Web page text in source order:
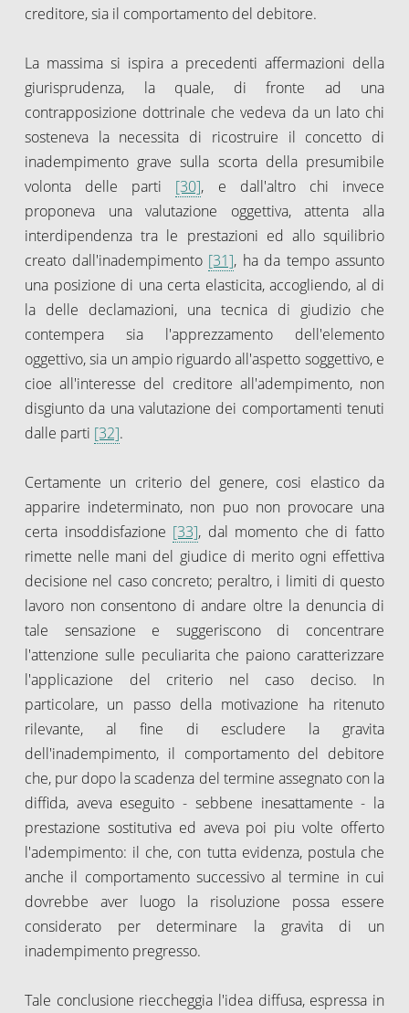
creditore, sia il comportamento del debitore.
La massima si ispira a precedenti affermazioni della
giurisprudenza, la quale, di fronte ad una
contrapposizione dottrinale che vedeva da un lato chi
sosteneva la necessita di ricostruire il concetto di
inadempimento grave sulla scorta della presumibile
volonta delle parti [30], e dall'altro chi invece
proponeva una valutazione oggettiva, attenta alla
interdipendenza tra le prestazioni ed allo squilibrio
creato dall'inadempimento [31], ha da tempo assunto
una posizione di una certa elasticita, accogliendo, al di
la delle declamazioni, una tecnica di giudizio che
contempera sia l'apprezzamento dell'elemento
oggettivo, sia un ampio riguardo all'aspetto soggettivo, e
cioe all'interesse del creditore all'adempimento, non
disgiunto da una valutazione dei comportamenti tenuti
dalle parti [32].
Certamente un criterio del genere, cosi elastico da
apparire indeterminato, non puo non provocare una
certa insoddisfazione [33], dal momento che di fatto
rimette nelle mani del giudice di merito ogni effettiva
decisione nel caso concreto; peraltro, i limiti di questo
lavoro non consentono di andare oltre la denuncia di
tale sensazione e suggeriscono di concentrare
l'attenzione sulle peculiarita che paiono caratterizzare
l'applicazione del criterio nel caso deciso. In
particolare, un passo della motivazione ha ritenuto
rilevante, al fine di escludere la gravita
dell'inadempimento, il comportamento del debitore
che, pur dopo la scadenza del termine assegnato con la
diffida, aveva eseguito - sebbene inesattamente - la
prestazione sostitutiva ed aveva poi piu volte offerto
l'adempimento: il che, con tutta evidenza, postula che
anche il comportamento successivo al termine in cui
dovrebbe aver luogo la risoluzione possa essere
considerato per determinare la gravita di un
inadempimento pregresso.
Tale conclusione rieccheggia l'idea diffusa, espressa in